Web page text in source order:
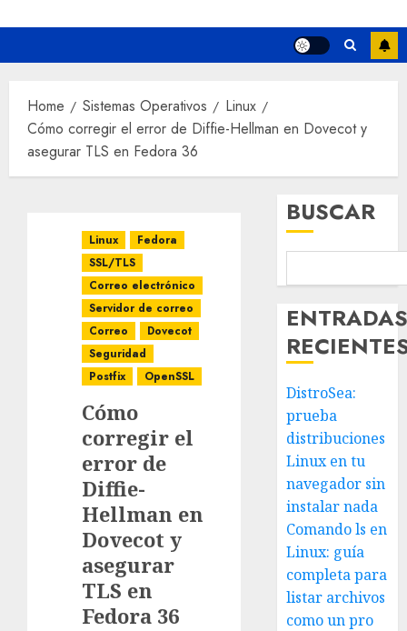
Home Sistemas Operativos
Linux
Cómo corregir el error de Diffie-Hellman en Dovecot y
asegurar TLS en Fedora 36
Linux
Fedora
SSL/TLS
Correo electrónico
Servidor de correo
Correo
Dovecot
Seguridad
Postfix
OpenSSL
Cómo
corregir el
error de
Diffie-
Hellman en
Dovecot y
asegurar
TLS en
Fedora 36
BUSCAR
DistroSea:
prueba
distribuciones
Linux en tu
navegador sin
instalar nada
Comando ls en
Linux: guía
completa para
listar archivos
como un pro